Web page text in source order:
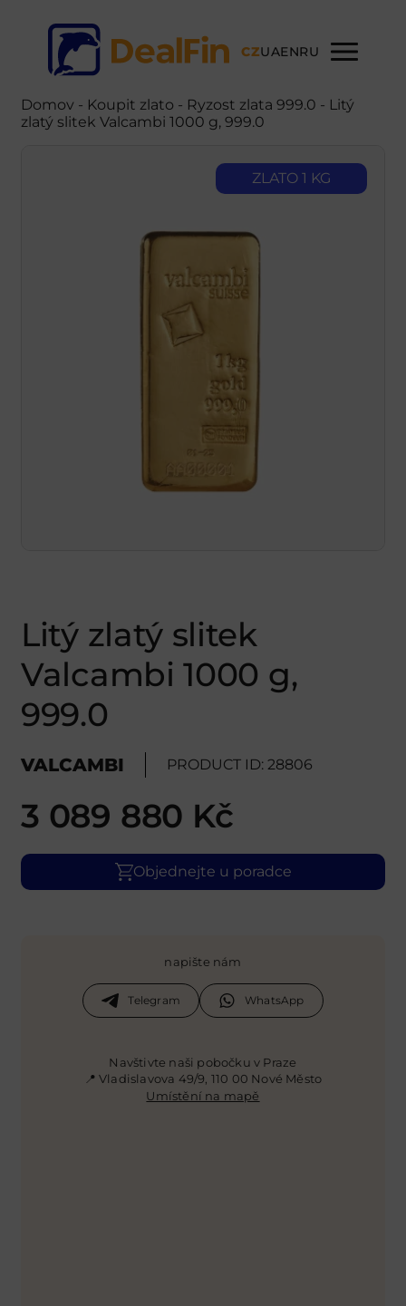
CZUAENRU
Domov - Koupit zlato - Ryzost zlata 999.0 - Litý
zlatý slitek Valcambi 1000 g, 999.0
ZLATO 1 KG
Litý zlatý slitek
Valcambi 1000 g,
999.0
VALCAMBI PRODUCT ID: 28806
3 089 880 Kč
Objednejte u poradce
napište nám
Telegram WhatsApp
Navštivte naši pobočku v Praze
📍 Vladislavova 49/9, 110 00 Nové Město
Umístění na mapě